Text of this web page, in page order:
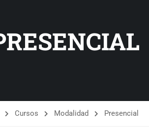
Cursos Modalidad Presencial